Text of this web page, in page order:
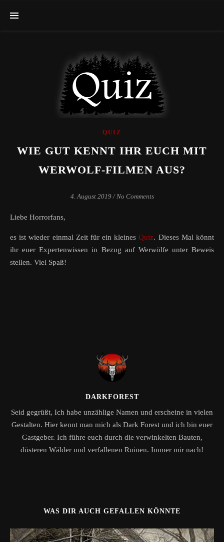
QUIZ
WIE GUT KENNT IHR EUCH MIT
WERWOLF-FILMEN AUS?
4. August 2019 / No Comments
Liebe Horrorfans,
es ist wieder einmal Zeit für ein kleinesQuiz. Dieses Mal könnt
ihr euer Expertenwissen in Bezug auf Werwölfe unter Beweis
stellen. Viel Spaß!
DARKFOREST
Seid gegrüßt, Ich habe unzählige Namen und erscheine in vielen
Gestalten. Hier kennt man mich als Dark Forest und ich bin euer
Gastgeber. Ich führe euch durch die verwinkelten Bauten,
düsteren Wälder und verfallenen Ruinen. Immer mir nach!
WAS DIR AUCH GEFALLEN KÖNNTE